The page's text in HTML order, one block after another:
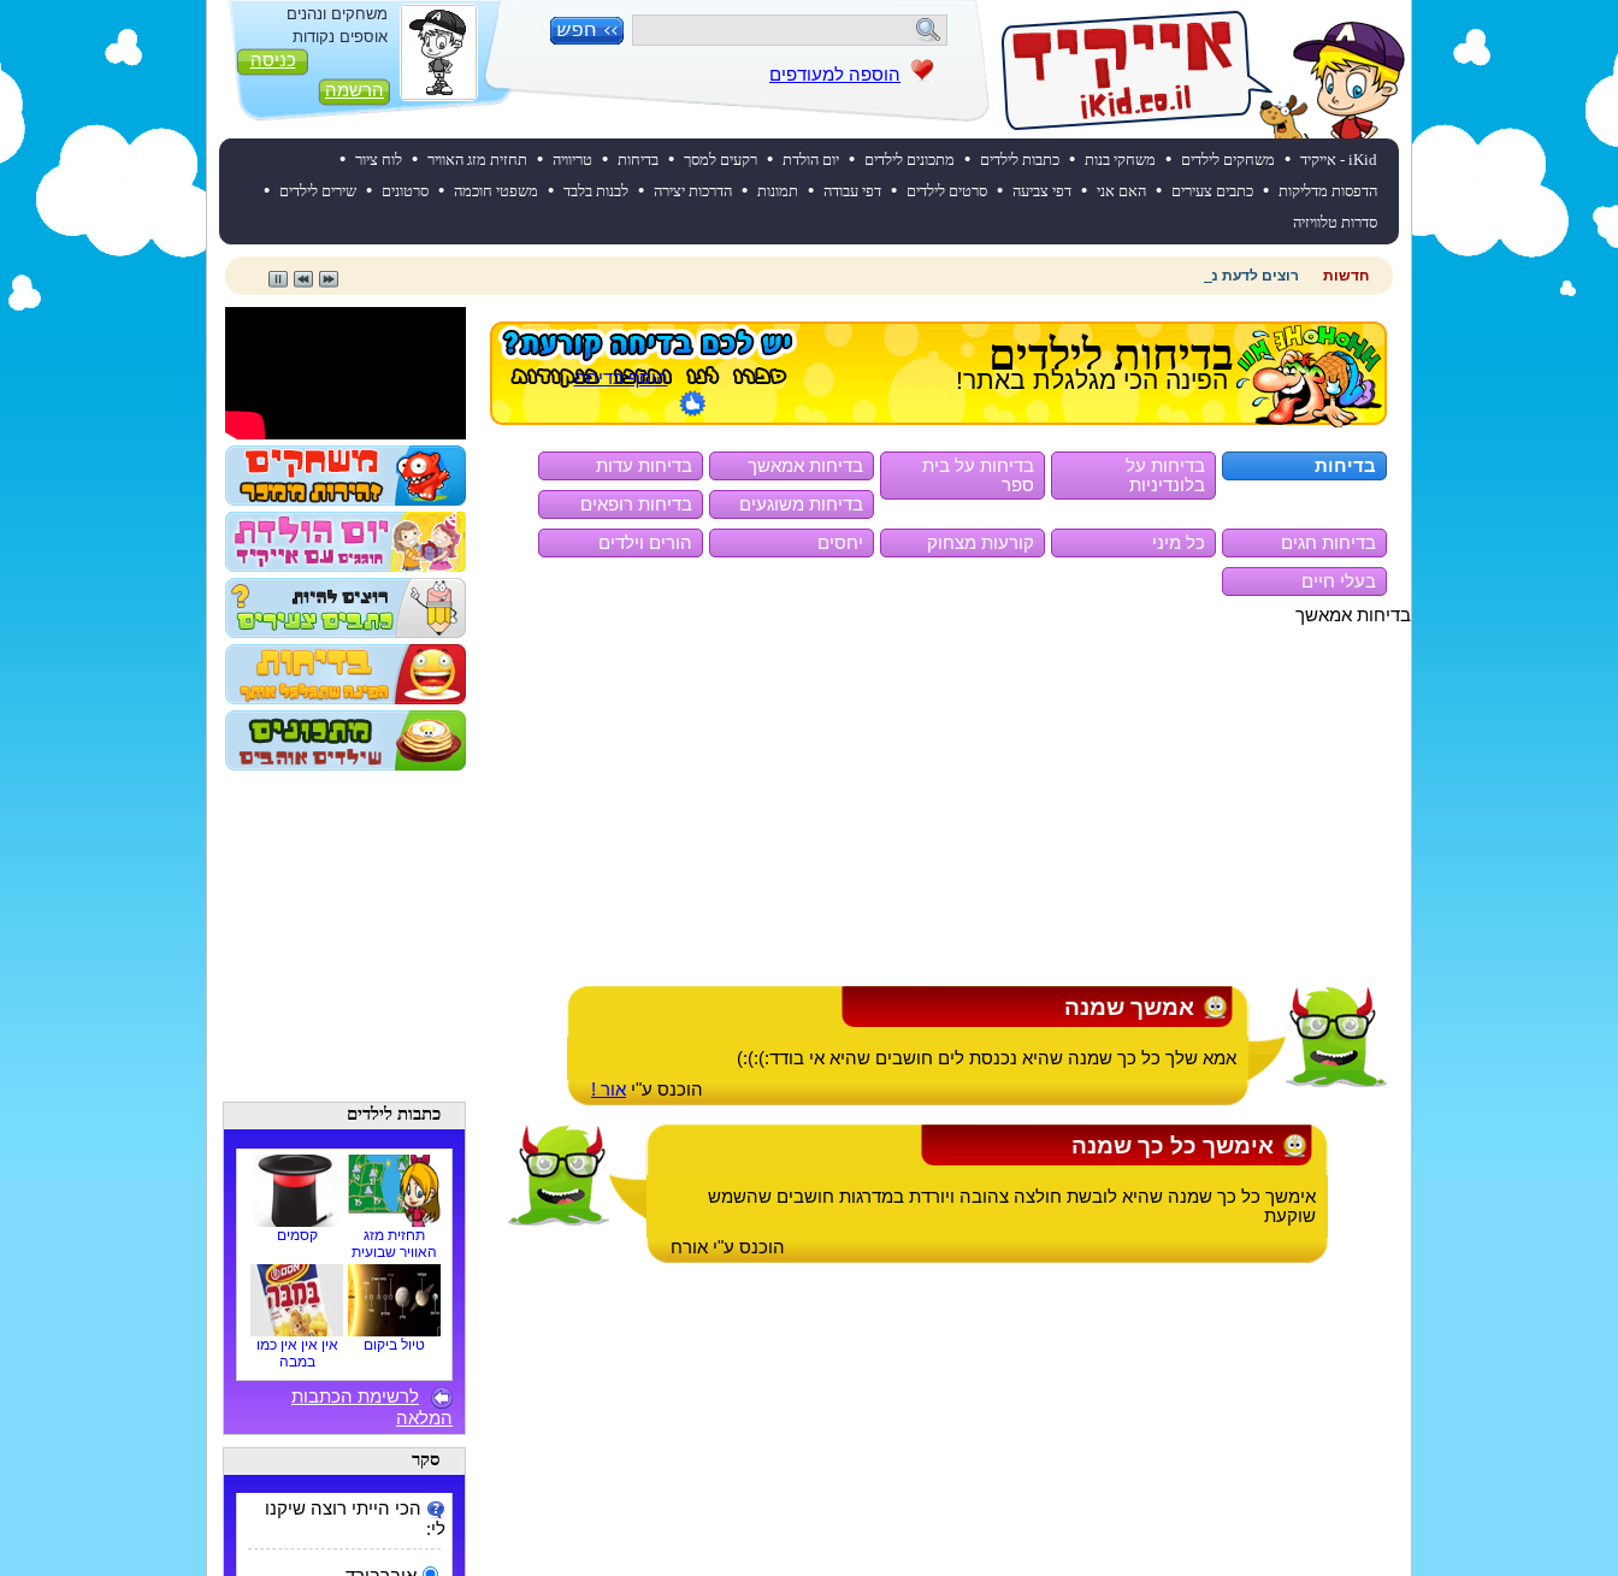
הוספה למעודפים
משחקים ונהנים
אוספים נקודות
כניסה
הרשמה
iKid - אייקיד • משחקים לילדים • משחקי בנות • כתבות לילדים • מתכונים לילדים • יום הולדת • רקעים למסך • בדיחות • טריוויה • תחזית מזג האוויר • לוח ציור •
הדפסות מדליקות • כתבים צעירים • האם אני • דפי צביעה • סרטים לילדים • דפי עבודה • תמונות • הדרכות יצירה • לבנות בלבד • משפטי חוכמה • סרטונים • שירים לילדים •
סדרות טלוויזיה
חדשות רוצים לדעת מהי תחזית מזג האוויר השבוע? לחצו כאן!
בדיחות לילדים
הפינה הכי מגלגלת באתר! הוסף בדיחה
בדיחות
בדיחות על
בלונדיניות
בדיחות על בית
ספר
בדיחות אמאשך
בדיחות עדות
בדיחות משוגעים
בדיחות רופאים
בדיחות חגים
כל מיני קורעות מצחוק יחסים
הורים וילדים
בעלי חיים
בדיחות אמאשך
אמשך שמנה
אמא שלך כל כך שמנה שהיא נכנסת לים חושבים שהיא אי בודד:):):)
הוכנס ע"י אור !
אימשך כל כך שמנה
אימשך כל כך שמנה שהיא לובשת חולצה צהובה ויורדת במדרגות חושבים שהשמש
שוקעת
הוכנס ע"י אורח
כתבות לילדים
תחזית מזג
האוויר שבועית
קסמים
טיול ביקום
אין אין אין כמו
במבה
לרשימת הכתבות
המלאה
סקר
הכי הייתי רוצה שיקנו
לי: